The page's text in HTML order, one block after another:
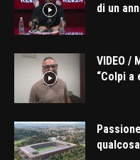
di un
VIDEO /
“Colpi